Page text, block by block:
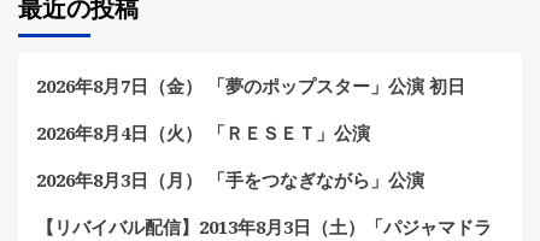
最近の投稿
2026年8月7日（金） 「夢のポップスター」公演 初日
2026年8月4日（火） 「ＲＥＳＥＴ」公演
2026年8月3日（月） 「手をつなぎながら」公演
【リバイバル配信】2013年8月3日（土）「パジャマドラ